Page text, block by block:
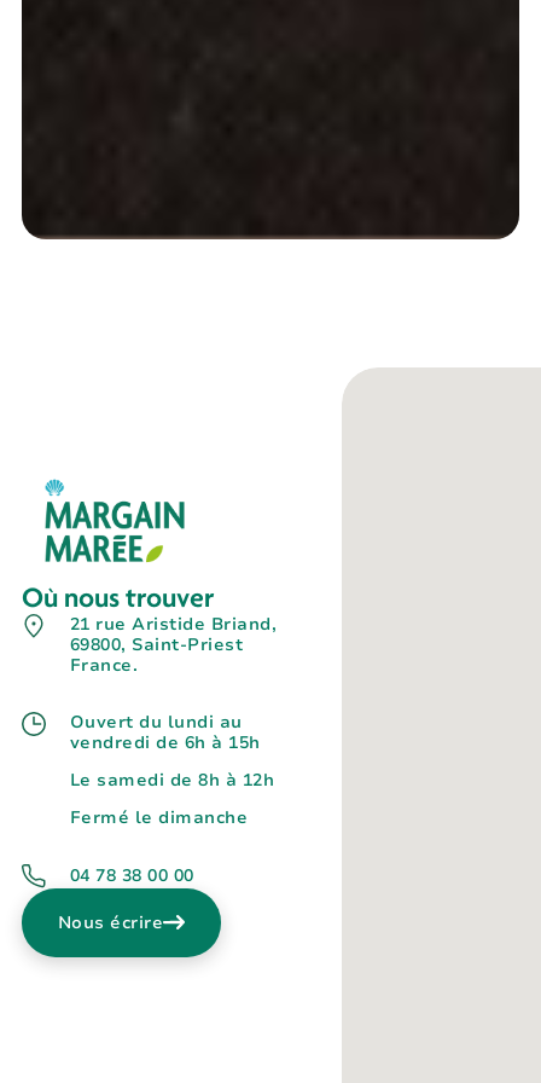
Où nous trouver
21 rue Aristide Briand,
69800, Saint-Priest
France.
Ouvert du lundi au
vendredi de 6h à 15h
Le samedi de 8h à 12h
Fermé le dimanche
04 78 38 00 00
Nous écrire